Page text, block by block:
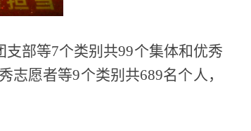
部等7个类别共99个集体和优秀
愿者等9个类别共689名个人，